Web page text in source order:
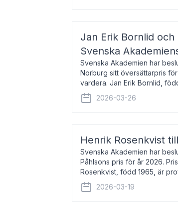
Jan Erik Bornlid
Svenska
Svenska Akademien har
Norburg sitt översättarpris
vardera. Jan Erik Bornlid,
främst känd för sina översät
2026-03-26
Henrik Rosenkvist
Svenska Akademien har
Påhlsons pris för år 2026.
Rosenkvist, född 1965, är
universitet. Han disputerade
2026-03-19